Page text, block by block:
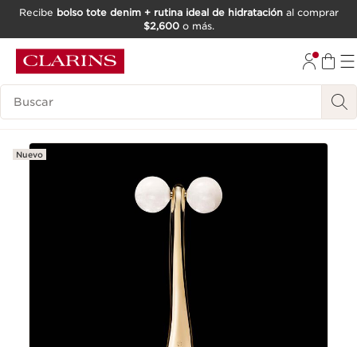
IR AL PIE DE PÁGINA
Recibe bolso tote denim + rutina ideal de hidrataciónal comprar
$2,600o más.
Buscar
Nuevo